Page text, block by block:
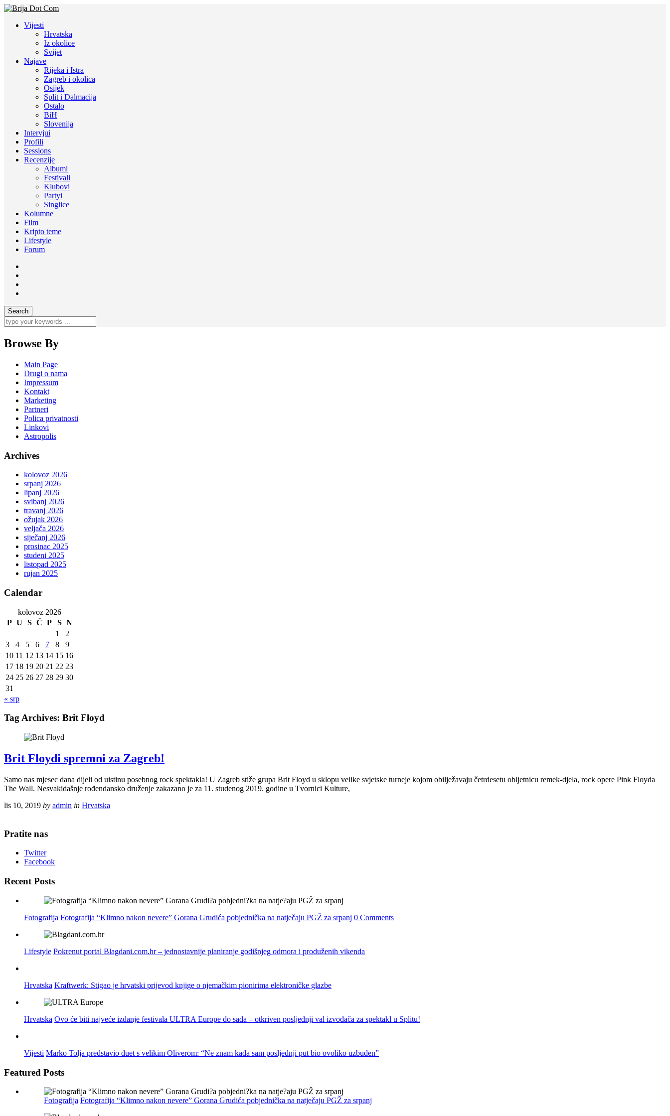
Vijesti
Hrvatska
Iz okolice
Svijet
Najave
Rijeka i Istra
Zagreb i okolica
Osijek
Split i Dalmacija
Ostalo
BiH
Slovenija
Intervjui
Profili
Sessions
Recenzije
Albumi
Festivali
Klubovi
Partyi
Singlice
Kolumne
Film
Kripto teme
Lifestyle
Forum
Browse By
Main Page
Drugi o nama
Impressum
Kontakt
Marketing
Partneri
Polica privatnosti
Linkovi
Astropolis
Archives
kolovoz 2026
srpanj 2026
lipanj 2026
svibanj 2026
travanj 2026
ožujak 2026
veljača 2026
siječanj 2026
prosinac 2025
studeni 2025
listopad 2025
rujan 2025
Calendar
kolovoz 2026
P U S Č P S N
1
2
3
4 5 6 7 8
9
10 11 12 13 14 15 16
17 18 19 20 21 22 23
24 25 26 27 28 29 30
31
« srp
Tag Archives: Brit Floyd
Brit Floydi spremni za Zagreb!
Samo nas mjesec dana dijeli od uistinu posebnog rock spektakla! U Zagreb stiže grupa Brit Floyd u sklopu velike svjetske turneje kojom obilježavaju četrdesetu obljetnicu remek-djela, rock opere Pink Floyda
The Wall. Nesvakidašnje rođendansko druženje zakazano je za 11. studenog 2019. godine u Tvornici Kulture,
lis 10, 2019 by admin in Hrvatska
Pratite nas
Twitter
Facebook
Recent Posts
Fotografija Fotografija “Klimno nakon nevere” Gorana Grudića pobjednička na natječaju PGŽ za srpanj 0 Comments
Lifestyle Pokrenut portal Blagdani.com.hr – jednostavnije planiranje godišnjeg odmora i produženih vikenda
Hrvatska Kraftwerk: Stigao je hrvatski prijevod knjige o njemačkim pionirima elektroničke glazbe
Hrvatska Ovo će biti najveće izdanje festivala ULTRA Europe do sada – otkriven posljednji val izvođača za spektakl u Splitu!
Vijesti Marko Tolja predstavio duet s velikim Oliverom: “Ne znam kada sam posljednji put bio ovoliko uzbuđen”
Featured Posts
Fotografija Fotografija “Klimno nakon nevere” Gorana Grudića pobjednička na natječaju PGŽ za srpanj